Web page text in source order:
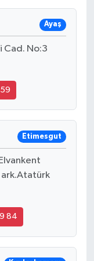
Ayaş
Cad. No:3
Etimesgut
ark.Atatürk
84